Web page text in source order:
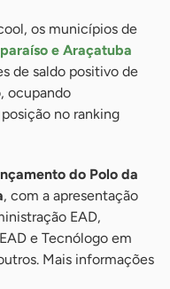
os municípios de
e Araçatuba
de saldo positivo de
ocupando
posição no ranking
do Polo da
, com a apresentação
EAD,
e Tecnólogo em
Mais informações